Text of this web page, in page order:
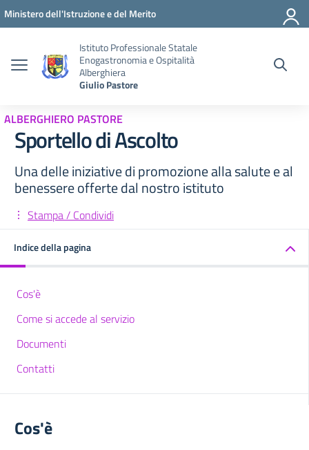
Vai ai contenuti
Vai al menu di navigazione
Vai al footer
Ministero dell'Istruzione e del Merito
Istituto Professionale Statale
Enogastronomia e Ospitalità
Alberghiera
Giulio Pastore
ALBERGHIERO PASTORE
Sportello di Ascolto
Una delle iniziative di promozione alla salute e al
benessere offerte dal nostro istituto
Stampa / Condividi
Indice della pagina
Cos'è
Come si accede al servizio
Documenti
Contatti
Cos'è